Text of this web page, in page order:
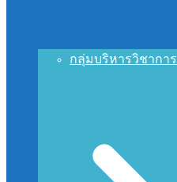
กลุ่มบริหารวิชาการ